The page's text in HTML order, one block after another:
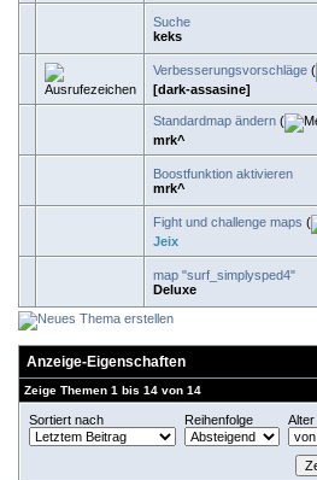
Suche
keks
Verbesserungsvorschläge (
[dark-assasine]
Standardmap ändern (
mrk^
Boostfunktion aktivieren
mrk^
Fight und challenge maps (
Jeix
map "surf_simplysped4"
Deluxe
Anzeige-Eigenschaften
Zeige Themen 1 bis 14 von 14
Sortiert nach Reihenfolge Alter